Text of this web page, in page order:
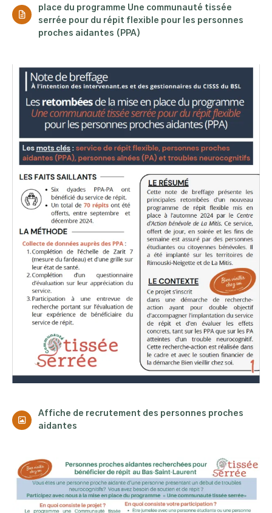
place du programme Une communauté tissée
serrée pour du répit flexible pour les personnes
proches aidantes (PPA)
Affiche de recrutement des personnes proches
aidantes